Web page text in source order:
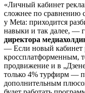
«Личный кабинет
сложнее по сравнению
у Meta: приходится
навыки и так далее, —
директора
— Если новый кабинет
кроссплатформенным,
продвижение и в
только 4% турфирм —
дополнительным